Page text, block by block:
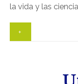
la vida y las
+